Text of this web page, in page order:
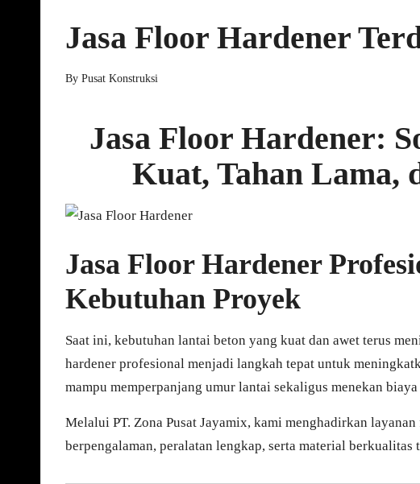
Jasa Floor Hardener
Posted
By Pusat Konstruksi
Jasa Floor Hardener:
Kuat, Tahan Lama,
Jasa Floor Hardener
Kebutuhan Proyek
Saat ini, kebutuhan lantai beton yang kuat dan awet terus
hardener profesional menjadi langkah tepat untuk
mampu memperpanjang umur lantai sekaligus menekan
Melalui PT. Zona Pusat Jayamix, kami menghadirkan
berpengalaman, peralatan lengkap, serta material berkualitas